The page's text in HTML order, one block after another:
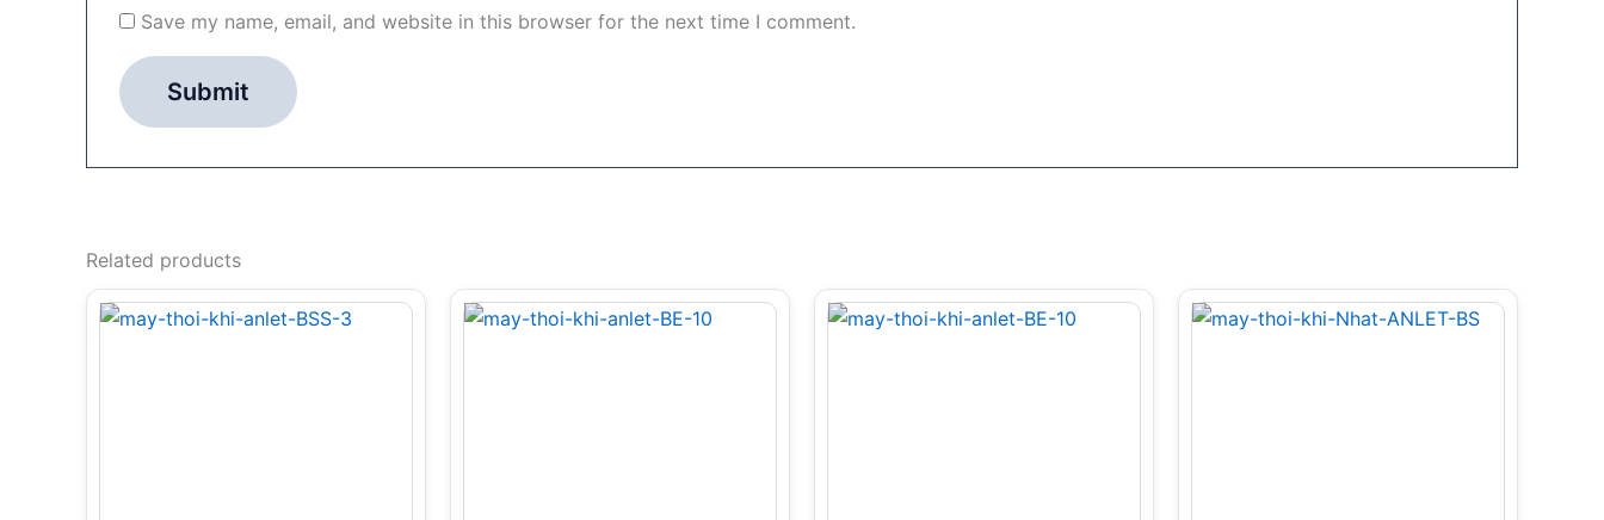
Save my name, email, and website in this browser for the next time I comment.
Related products